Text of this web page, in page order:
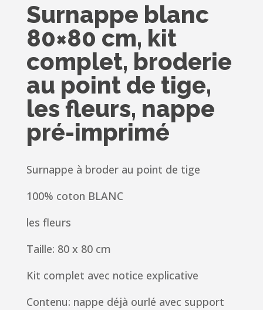
Surnappe blanc
80×80 cm, kit
complet, broderie
au point de tige,
les fleurs, nappe
pré-imprimé
Surnappe à broder au point de tige
100% coton BLANC
les fleurs
Taille: 80 x 80 cm
Kit complet avec notice explicative
Contenu: nappe déjà ourlé avec support